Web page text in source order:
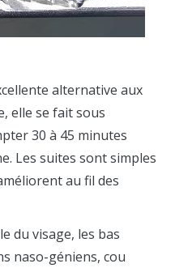
alternative aux
elle se fait sous
30 à 45 minutes
Les suites sont simples
au fil des
du visage, les bas
naso-géniens, cou